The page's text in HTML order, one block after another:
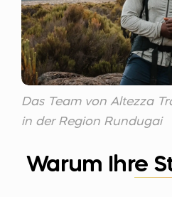
Das Team von Altezza
in der Region Rundugai
Warum Ihre